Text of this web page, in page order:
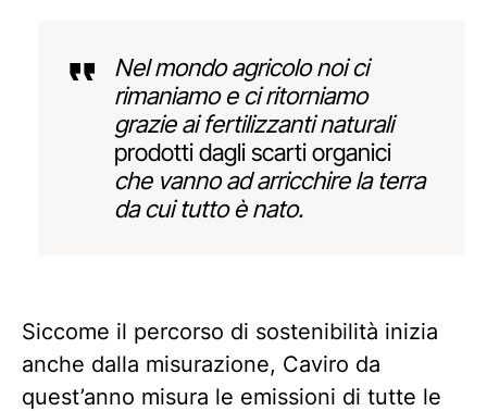
Nel mondo agricolo noi ci
rimaniamo e ci ritorniamo
grazie ai fertilizzanti naturali
prodotti dagli scarti organici
che vanno ad arricchire la terra
da cui tutto è nato.
Siccome il percorso di sostenibilità inizia
anche dalla misurazione, Caviro da
quest’anno misura le emissioni di tutte le